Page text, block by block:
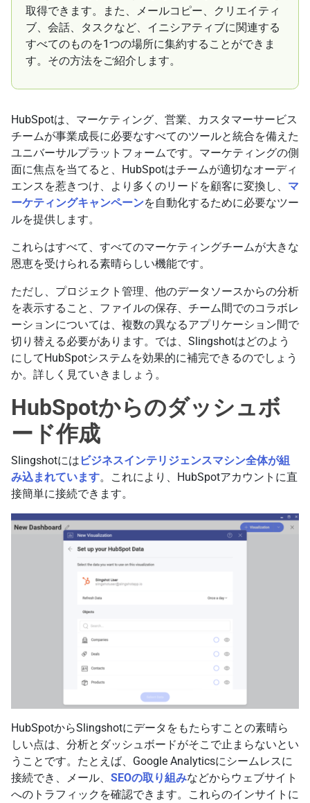
取得できます。また、メールコピー、クリエイティ
ブ、会話、タスクなど、イニシアティブに関連する
すべてのものを1つの場所に集約することができま
す。その方法をご紹介します。
HubSpotは、マーケティング、営業、カスタマーサービス
チームが事業成長に必要なすべてのツールと統合を備えた
ユニバーサルプラットフォームです。マーケティングの側
面に焦点を当てると、HubSpotはチームが適切なオーディ
エンスを惹きつけ、より多くのリードを顧客に変換し、 マ
ーケティングキャンペーンを自動化するために必要なツー
ルを提供します。
これらはすべて、すべてのマーケティングチームが大きな
恩恵を受けられる素晴らしい機能です。
ただし、プロジェクト管理、他のデータソースからの分析
を表示すること、ファイルの保存、チーム間でのコラボレ
ーションについては、複数の異なるアプリケーション間で
切り替える必要があります。では、Slingshotはどのよう
にしてHubSpotシステムを効果的に補完できるのでしょう
か。詳しく見ていきましょう。
HubSpotからのダッシュボ
ード作成
Slingshotには ビジネスインテリジェンスマシン全体が組
み込まれています。これにより、HubSpotアカウントに直
接簡単に接続できます。
HubSpotからSlingshotにデータをもたらすことの素晴ら
しい点は、分析とダッシュボードがそこで止まらないとい
うことです。たとえば、Google Analyticsにシームレスに
接続でき、メール、 SEOの取り組みなどからウェブサイト
へのトラフィックを確認できます。これらのインサイトに